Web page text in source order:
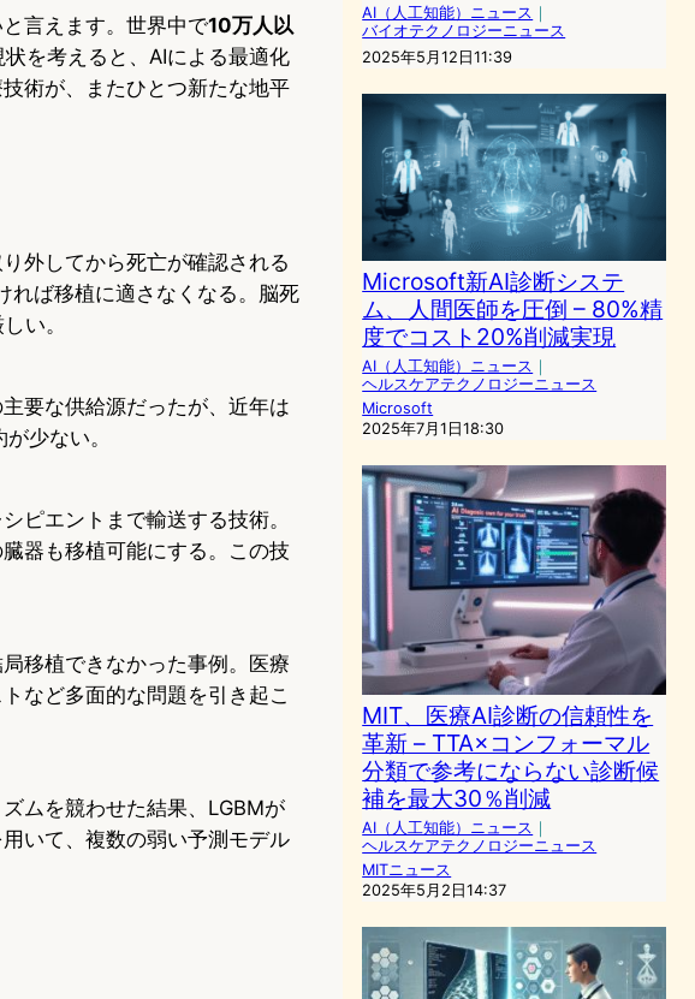
言えます。世界中で10万人以
状を考えると、AIによる最適化
術が、またひとつ新たな地平
外してから死亡が確認される
れば移植に適さなくなる。脳死
い。
要な供給源だったが、近年は
少ない。
ピエントまで輸送する技術。
器も移植可能にする。この技
移植できなかった事例。医療
など多面的な問題を引き起こ
ムを競わせた結果、LGBMが
いて、複数の弱い予測モデル
AI（人工知能）ニュース ｜
バイオテクノロジーニュース
2025年5月12日11:39
Microsoft新AI診断システ
ム、人間医師を圧倒 – 80%精
度でコスト20%削減実現
AI（人工知能）ニュース ｜
ヘルスケアテクノロジーニュース
Microsoft
2025年7月1日18:30
MIT、医療AI診断の信頼性を
革新 – TTA×コンフォーマル
分類で参考にならない診断候
補を最大30％削減
AI（人工知能）ニュース ｜
ヘルスケアテクノロジーニュース
MITニュース
2025年5月2日14:37